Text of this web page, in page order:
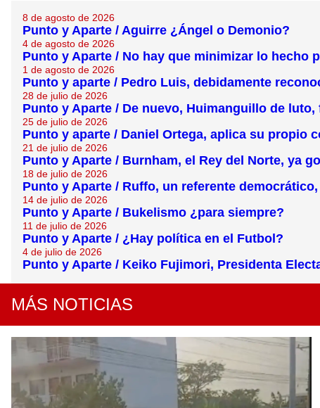
8 de agosto de 2026
Punto y Aparte / Aguirre ¿Ángel o Demonio?
4 de agosto de 2026
Punto y Aparte / No hay que minimizar lo hecho
1 de agosto de 2026
Punto y aparte / Pedro Luis, debidamente
28 de julio de 2026
Punto y Aparte / De nuevo, Huimanguillo de
25 de julio de 2026
Punto y aparte / Daniel Ortega, aplica su propio
21 de julio de 2026
Punto y Aparte / Burnham, el Rey del Norte, ya
18 de julio de 2026
Punto y Aparte / Ruffo, un referente
14 de julio de 2026
Punto y Aparte / Bukelismo ¿para siempre?
11 de julio de 2026
Punto y Aparte / ¿Hay política en el Futbol?
4 de julio de 2026
Punto y Aparte / Keiko Fujimori, Presidenta
MÁS NOTICIAS